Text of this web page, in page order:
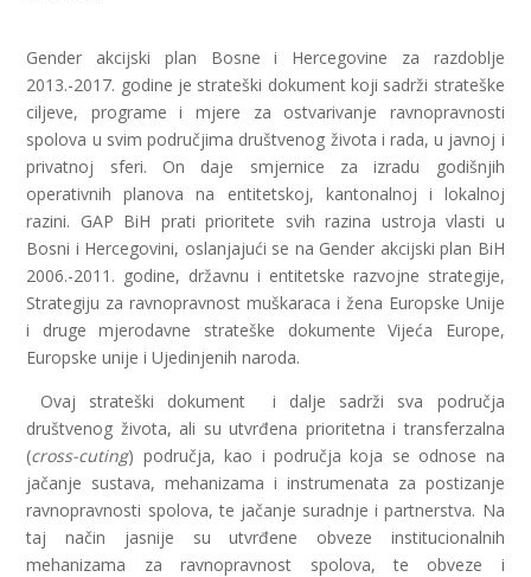
Gender akcijski plan Bosne i Hercegovine za razdoblje
2013.-2017. godine je strateški dokument koji sadrži strateške
ciljeve, programe i mjere za ostvarivanje ravnopravnosti
spolova u svim područjima društvenog života i rada, u javnoj i
privatnoj sferi. On daje smjernice za izradu godišnjih
operativnih planova na entitetskoj, kantonalnoj i lokalnoj
razini. GAP BiH prati prioritete svih razina ustroja vlasti u
Bosni i Hercegovini, oslanjajući se na Gender akcijski plan BiH
2006.-2011. godine, državnu i entitetske razvojne strategije,
Strategiju za ravnopravnost muškaraca i žena Europske Unije
i druge mjerodavne strateške dokumente Vijeća Europe,
Europske unije i Ujedinjenih naroda.
Ovaj strateški dokument i dalje sadrži sva područja
društvenog života, ali su utvrđena prioritetna i transferzalna
(cross-cuting) područja, kao i područja koja se odnose na
jačanje sustava, mehanizama i instrumenata za postizanje
ravnopravnosti spolova, te jačanje suradnje i partnerstva. Na
taj način jasnije su utvrđene obveze institucionalnih
mehanizama za ravnopravnost spolova, te obveze i